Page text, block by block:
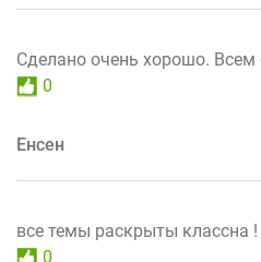
Сделано очень хорошо. Всем
0
Енсен
все темы раскрыты классна !
0